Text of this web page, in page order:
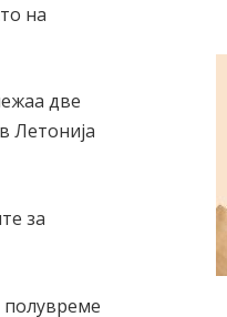
на
две
Летонија
за
полувреме